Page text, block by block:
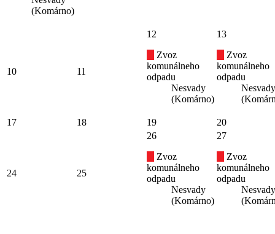
(Komárno)
10 11
12
Zvoz
komunálneho
odpadu
Nesvady
(Komárno)
13
Zvoz
komunálneho
odpadu
Nesvady
17 18 19 20
24 25
26
Zvoz
komunálneho
odpadu
Nesvady
(Komárno)
27
Zvoz
komunálneho
odpadu
Nesvady